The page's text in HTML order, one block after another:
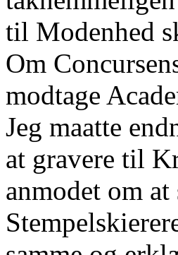
til Modenhed
Om
modtage
Jeg maatte
at gravere til
anmodet om